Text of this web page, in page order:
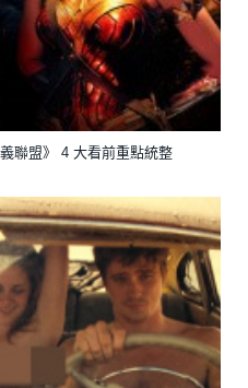
聯盟》 4 大看前重點統整